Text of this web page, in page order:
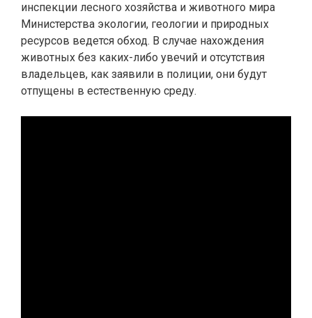
инспекции лесного хозяйства и животного мира
Министерства экологии, геологии и природных
ресурсов ведется обход. В случае нахождения
животных без каких-либо увечий и отсутствия
владельцев, как заявили в полиции, они будут
отпущены в естественную среду.